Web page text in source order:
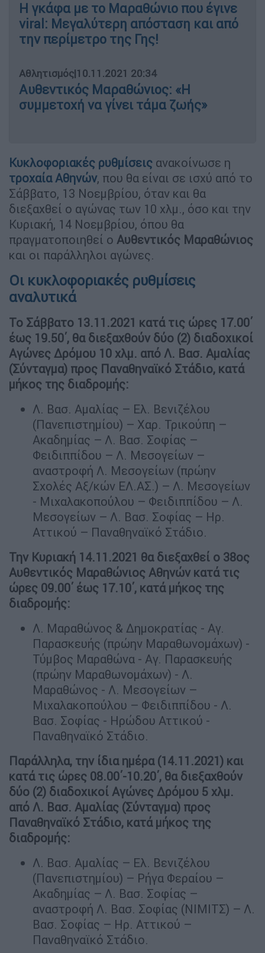
Η γκάφα με το Μαραθώνιο που έγινε
viral: Μεγαλύτερη απόσταση και από
την περίμετρο της Γης!
Αθλητισμός|10.11.2021 20:34
Αυθεντικός Μαραθώνιος: «Η
συμμετοχή να γίνει τάμα ζωής»
Κυκλοφοριακές ρυθμίσεις ανακοίνωσε η
τροχαία Αθηνών, που θα είναι σε ισχύ από το
Σάββατο, 13 Νοεμβρίου, όταν και θα
διεξαχθεί ο αγώνας των 10 χλμ., όσο και την
Κυριακή, 14 Νοεμβρίου, όπου θα
πραγματοποιηθεί ο Αυθεντικός Μαραθώνιος
και οι παράλληλοι αγώνες.
Οι κυκλοφοριακές ρυθμίσεις
αναλυτικά
Το Σάββατο 13.11.2021 κατά τις ώρες 17.00΄
έως 19.50΄, θα διεξαχθούν δύο (2) διαδοχικοί
Αγώνες Δρόμου 10 χλμ. από Λ. Βασ. Αμαλίας
(Σύνταγμα) προς Παναθηναϊκό Στάδιο, κατά
μήκος της διαδρομής:
Λ. Βασ. Αμαλίας – Ελ. Βενιζέλου
(Πανεπιστημίου) – Χαρ. Τρικούπη –
Ακαδημίας – Λ. Βασ. Σοφίας –
Φειδιππίδου – Λ. Μεσογείων –
αναστροφή Λ. Μεσογείων (πρώην
Σχολές Αξ/κών ΕΛ.ΑΣ.) – Λ. Μεσογείων
- Μιχαλακοπούλου – Φειδιππίδου – Λ.
Μεσογείων – Λ. Βασ. Σοφίας – Ηρ.
Αττικού – Παναθηναϊκό Στάδιο.
Την Κυριακή 14.11.2021 θα διεξαχθεί ο 38ος
Αυθεντικός Μαραθώνιος Αθηνών κατά τις
ώρες 09.00΄ έως 17.10΄, κατά μήκος της
διαδρομής:
Λ. Μαραθώνος & Δημοκρατίας - Αγ.
Παρασκευής (πρώην Μαραθωνομάχων) -
Τύμβος Μαραθώνα - Αγ. Παρασκευής
(πρώην Μαραθωνομάχων) - Λ.
Μαραθώνος - Λ. Μεσογείων –
Μιχαλακοπούλου – Φειδιππίδου - Λ.
Βασ. Σοφίας - Ηρώδου Αττικού -
Παναθηναϊκό Στάδιο.
Παράλληλα, την ίδια ημέρα (14.11.2021) και
κατά τις ώρες 08.00΄-10.20΄, θα διεξαχθούν
δύο (2) διαδοχικοί Αγώνες Δρόμου 5 χλμ.
από Λ. Βασ. Αμαλίας (Σύνταγμα) προς
Παναθηναϊκό Στάδιο, κατά μήκος της
διαδρομής:
Λ. Βασ. Αμαλίας – Ελ. Βενιζέλου
(Πανεπιστημίου) – Ρήγα Φεραίου –
Ακαδημίας – Λ. Βασ. Σοφίας –
αναστροφή Λ. Βασ. Σοφίας (ΝΙΜΙΤΣ) – Λ.
Βασ. Σοφίας – Ηρ. Αττικού –
Παναθηναϊκό Στάδιο.